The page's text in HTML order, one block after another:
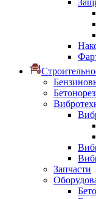
Запчасти